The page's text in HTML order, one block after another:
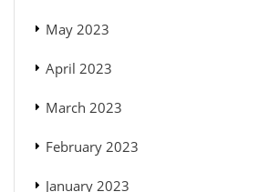
May 2023
April 2023
March 2023
February 2023
January 2023